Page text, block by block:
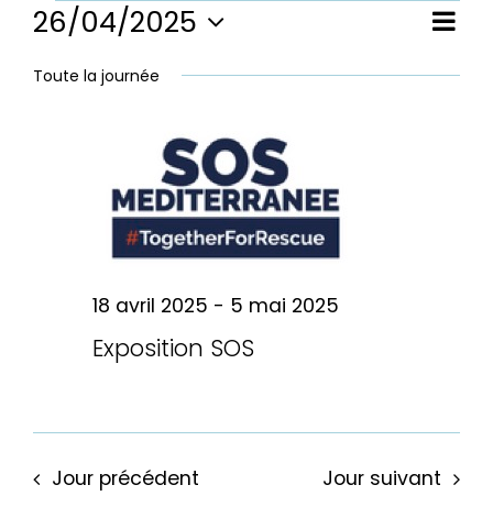
Évènements
avril
2025
de
Jour
26/04/2025
une
Toute la journée
Exposition SOS
18 avril 2025 - 5 mai 2025
Jour précédent Jour suivant